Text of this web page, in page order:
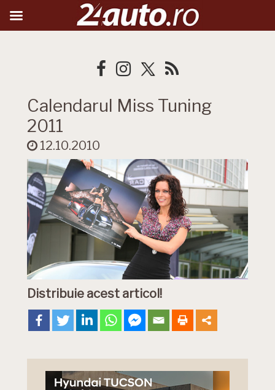
Calendarul Miss Tuning
2011
12.10.2010
Distribuie acest articol!